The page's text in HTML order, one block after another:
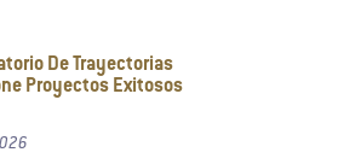
De Trayectorias
Proyectos Exitosos